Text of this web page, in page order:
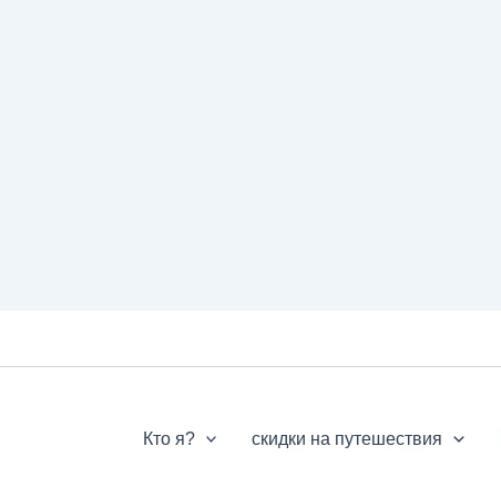
Кто я? скидки на путешествия